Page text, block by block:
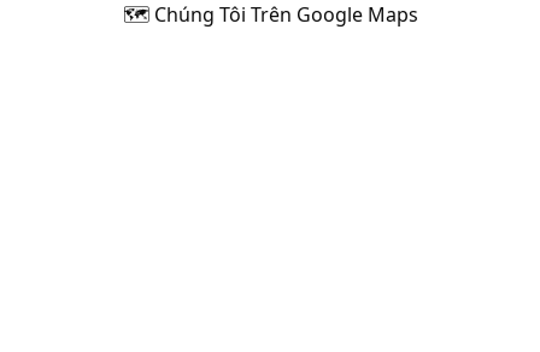
🗺 Chúng Tôi Trên Google Maps